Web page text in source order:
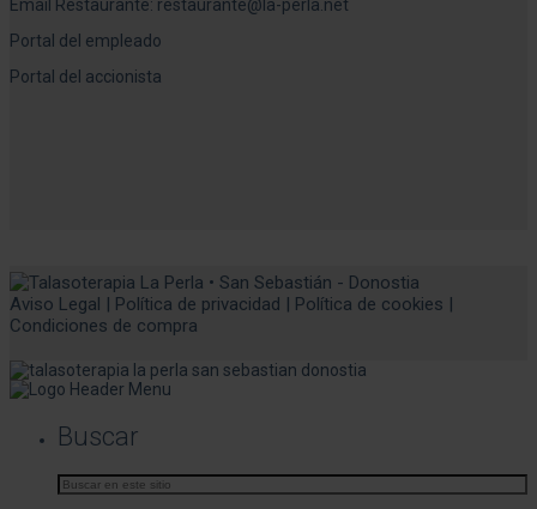
Email Restaurante: restaurante@la-perla.net
Portal del empleado
Portal del accionista
Aviso Legal Política de privacidad Política de cookies
Condiciones de compra
Buscar